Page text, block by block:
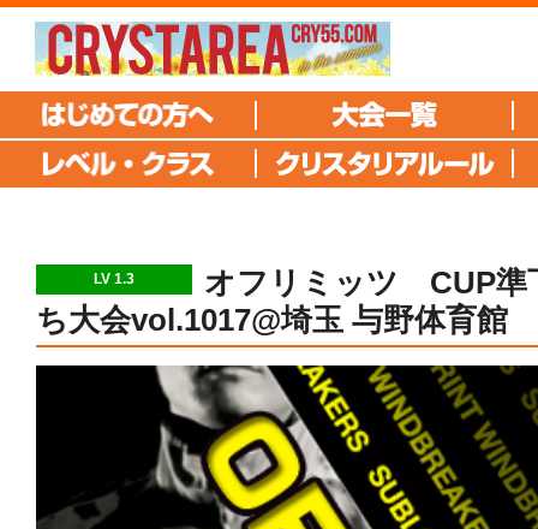
LV 1.3
オフリミッツ CUP準
ち大会vol.1017@埼玉 与野体育館